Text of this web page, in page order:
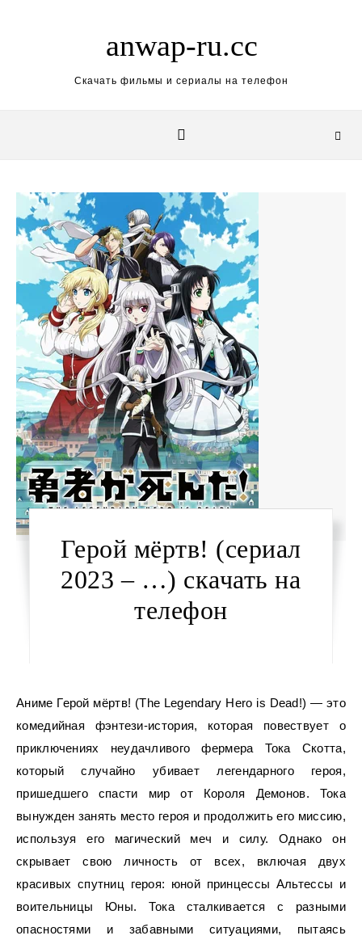
anwap-ru.cc
Скачать фильмы и сериалы на телефон
Герой мёртв! (сериал
2023 – …) скачать на
телефон
Аниме Герой мёртв! (The Legendary Hero is Dead!) — это
комедийная фэнтези-история, которая повествует о
приключениях неудачливого фермера Тока Скотта,
который случайно убивает легендарного героя,
пришедшего спасти мир от Короля Демонов. Тока
вынужден занять место героя и продолжить его миссию,
используя его магический меч и силу. Однако он
скрывает свою личность от всех, включая двух
красивых спутниц героя: юной принцессы Альтессы и
воительницы Юны. Тока сталкивается с разными
опасностями и забавными ситуациями, пытаясь